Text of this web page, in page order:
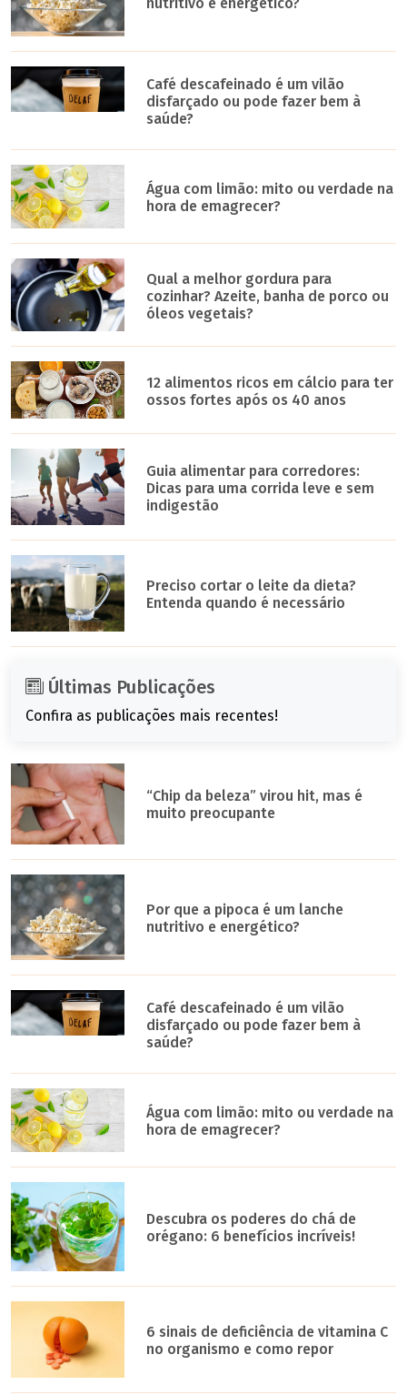
Café descafeinado é um vilão
disfarçado ou pode fazer bem à
saúde?
Água com limão: mito ou verdade na
hora de emagrecer?
Qual a melhor gordura para
cozinhar? Azeite, banha de porco ou
óleos vegetais?
12 alimentos ricos em cálcio para ter
ossos fortes após os 40 anos
Guia alimentar para corredores:
Dicas para uma corrida leve e sem
indigestão
Preciso cortar o leite da dieta?
Entenda quando é necessário
Últimas Publicações
Confira as publicações mais recentes!
“Chip da beleza” virou hit, mas é
muito preocupante
Por que a pipoca é um lanche
nutritivo e energético?
Café descafeinado é um vilão
disfarçado ou pode fazer bem à
saúde?
Água com limão: mito ou verdade na
hora de emagrecer?
Descubra os poderes do chá de
orégano: 6 benefícios incríveis!
6 sinais de deficiência de vitamina C
no organismo e como repor